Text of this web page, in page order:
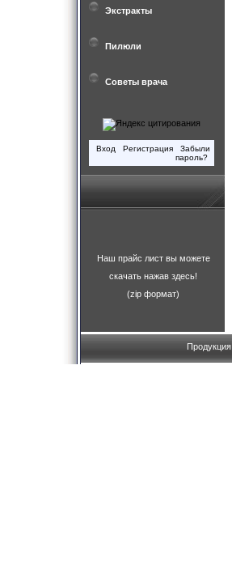
Экстракты
Пилюли
Советы врача
Вход Регистрация
Забыли
пароль?
Наш прайс лист вы можете
скачать нажав здесь!
(zip формат)
Продукция